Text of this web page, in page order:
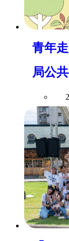
青年
局公
名